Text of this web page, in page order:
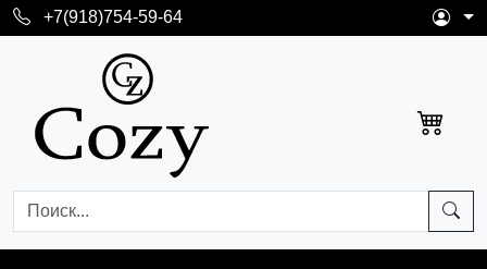
+7(918)754-59-64